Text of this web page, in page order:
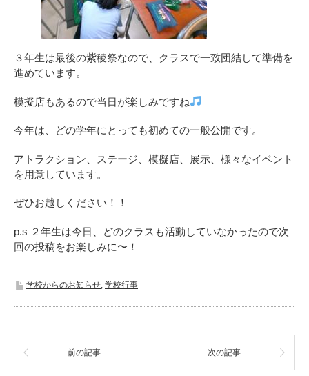
３年生は最後の紫稜祭なので、クラスで一致団結して準備を
進めています。
模擬店もあるので当日が楽しみですね
今年は、どの学年にとっても初めての一般公開です。
アトラクション、ステージ、模擬店、展示、様々なイベント
を用意しています。
ぜひお越しください！！
p.s ２年生は今日、どのクラスも活動していなかったので次
回の投稿をお楽しみに〜！
学校からのお知らせ, 学校行事
前の記事 次の記事